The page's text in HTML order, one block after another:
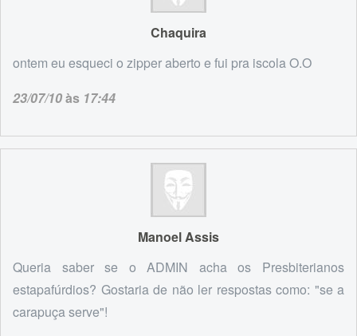
Chaquira
ontem eu esqueci o zipper aberto e fui pra iscola O.O
23/07/10às 17:44
Manoel Assis
Queria saber se o ADMIN acha os Presbiterianos
estapafúrdios? Gostaria de não ler respostas como: "se a
carapuça serve"!